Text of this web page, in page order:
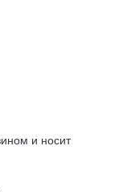
и носит